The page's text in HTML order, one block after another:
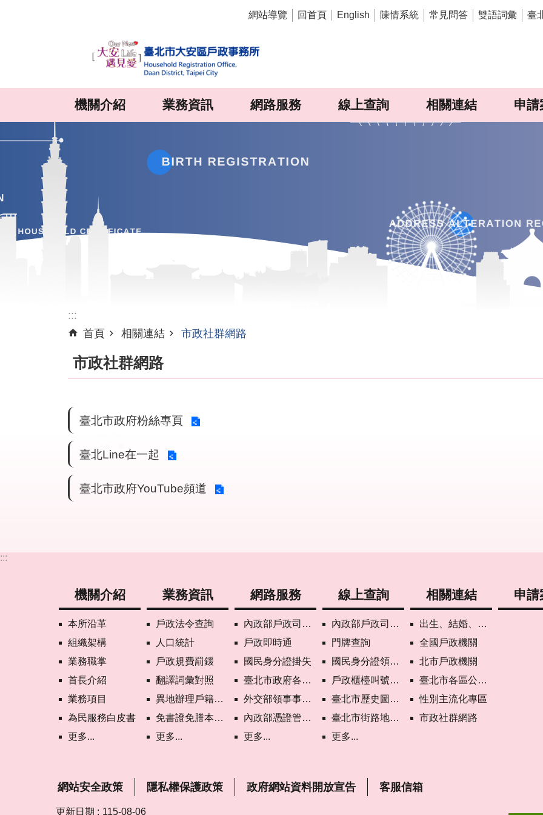
網站導覽
回首頁 English 陳情系統 常見問答 雙語詞彙 臺
機關介紹 業務資訊 網路服務 線上查詢 相關連結 申請
:::
首頁
相關連結 市政社群網路
市政社群網路
臺北市政府粉絲專頁
臺北Line在一起
臺北市政府YouTube頻道
:::
機關介紹
本所沿革
組織架構
業務職掌
首長介紹
業務項目
為民服務白皮書
更多...
業務資訊
戶政法令查詢
人口統計
戶政規費罰鍰
翻譯詞彙對照
異地辦理戶籍登記項目
免書證免謄本服務
更多...
網路服務
內政部戶政司網路線上預約
戶政即時通
國民身分證掛失
臺北市政府各機關網路電話
外交部領事事務局首次申請護照親辦作業說明
內政部憑證管理中心自然人憑證作業說明
更多...
線上查詢
內政部戶政司國籍案件進度查詢
門牌查詢
國民身分證領補換資料查詢
戶政櫃檯叫號進度查詢
臺北市歷史圖資展示系統
臺北市街路地名譯名系統
更多...
相關連結
出生、結婚、遷入、離婚及死亡5大類生活實用手冊
全國戶政機關
北市戶政機關
臺北市各區公所網站
性別主流化專區
市政社群網路
申請
網站安全政策 隱私權保護政策 政府網站資料開放宣告 客服信箱
更新日期 115-08-06